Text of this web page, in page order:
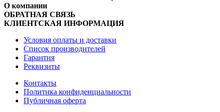
О компании
ОБРАТНАЯ СВЯЗЬ
КЛИЕНТСКАЯ ИНФОРМАЦИЯ
Условия оплаты и доставки
Список производителей
Гарантия
Реквизиты
Контакты
Политика конфиденциальности
Публичная оферта